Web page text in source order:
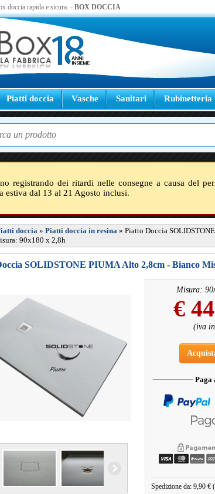
doccia rapida e sicura. - BOX DOCCIA
Piatti doccia Vasche Sanitari Rubinetteria
registrando dei ritardi nelle consegne a causa del
estiva dal 13 al 21 Agosto inclusi.
doccia » Piatti doccia in resina » Piatto Doccia
90x180 x 2,8h
SOLIDSTONE PIUMA Alto 2,8cm - Bianco
Misura:
€
(iva
Paga
Spedizione da: 9,90 €